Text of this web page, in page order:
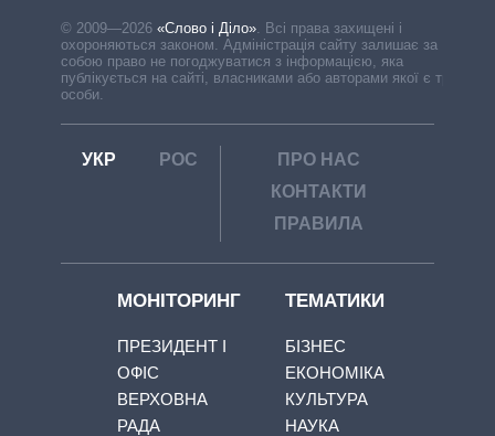
© 2009—2026 «Слово і Діло»
Всі права захищені і
охороняються законом. Адміністрація сайту залишає за
собою право не погоджуватися з інформацією, яка
публікується на сайті, власниками або авторами якої є треті
особи.
УКР РОС
ПРО НАС
КОНТАКТИ
ПРАВИЛА
МОНІТОРИНГ
ПРЕЗИДЕНТ І
ОФІС
ВЕРХОВНА
РАДА
ТЕМАТИКИ
БІЗНЕС
ЕКОНОМІКА
КУЛЬТУРА
НАУКА